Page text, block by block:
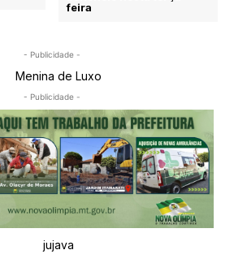
feira
- Publicidade -
- Publicidade -